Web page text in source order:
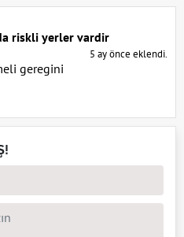
riskli yerler vardir
5 ay önce eklendi.
geregini